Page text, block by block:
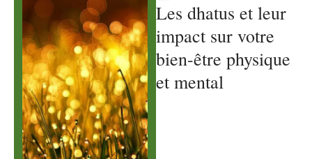
Les dhatus et leur
impact sur votre
bien-être physique
et mental